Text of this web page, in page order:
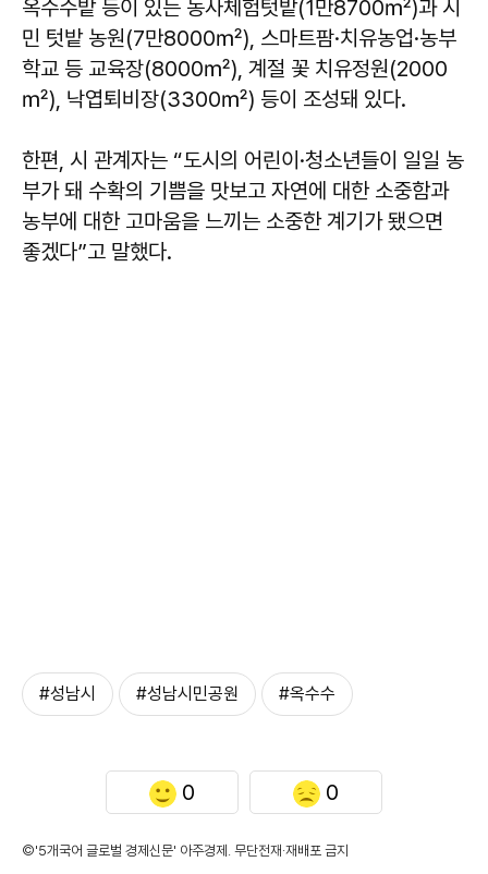
옥수수밭 등이 있는 농사체험텃밭(1만8700㎡)과 시
민 텃밭 농원(7만8000㎡), 스마트팜·치유농업·농부
학교 등 교육장(8000㎡), 계절 꽃 치유정원(2000
㎡), 낙엽퇴비장(3300㎡) 등이 조성돼 있다.
한편, 시 관계자는 “도시의 어린이·청소년들이 일일 농
부가 돼 수확의 기쁨을 맛보고 자연에 대한 소중함과
농부에 대한 고마움을 느끼는 소중한 계기가 됐으면
좋겠다”고 말했다.
#성남시 #성남시민공원 #옥수수
0 0
©'5개국어 글로벌 경제신문' 아주경제. 무단전재·재배포 금지